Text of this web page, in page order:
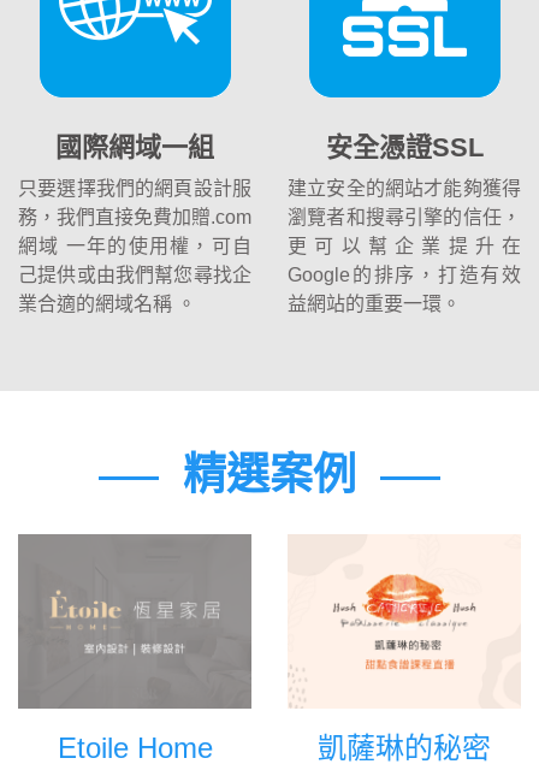
國際網域一組
只要選擇我們的網頁設計服
務，我們直接免費加贈.com
網域 一年的使用權，可自
己提供或由我們幫您尋找企
業合適的網域名稱 。
安全憑證SSL
建立安全的網站才能夠獲得
瀏覽者和搜尋引擎的信任，
更可以幫企業提升在
Google的排序，打造有效
益網站的重要一環。
精選案例
Etoile Home 凱薩琳的秘密